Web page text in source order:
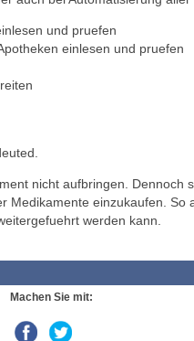
und pruefen
einlesen und pruefen
nicht aufbringen.
Medikamente einzukaufen.
werden kann.
Machen Sie mit: